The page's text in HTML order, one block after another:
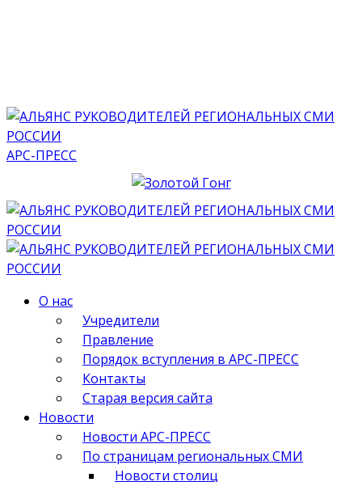
АРС-ПРЕСС
О нас
Учредители
Правление
Порядок вступления в АРС-ПРЕСС
Контакты
Старая версия сайта
Новости
Новости АРС-ПРЕСС
По страницам региональных СМИ
Новости столиц